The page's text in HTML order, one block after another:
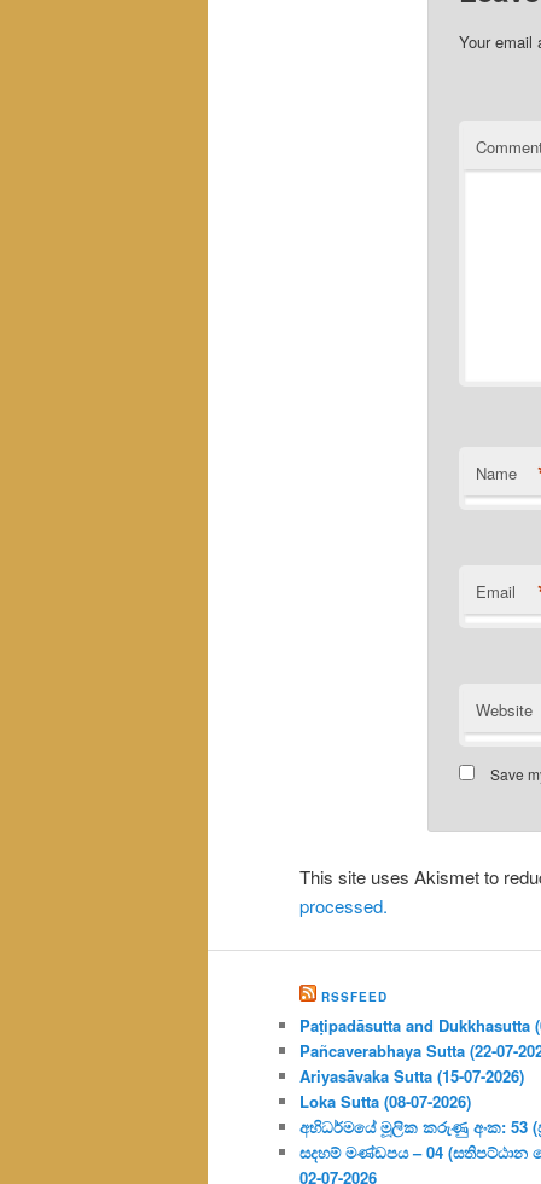
Your email
Name
Email
Website
Save
This site uses Akismet to
processed.
RSSFEED
Paṭipadāsutta and Dukkhasutta
Pañcaverabhaya Sutta (22-07-
Ariyasāvaka Sutta (15-07-2026)
Loka Sutta (08-07-2026)
අභිධර්මයේ මූලික කරුණු අංක: 53
සදහම් මණ්ඩපය – 04 (සතිපට්ඨාන
02-07-2026